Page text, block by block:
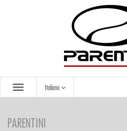
Italiano
PARENTINI